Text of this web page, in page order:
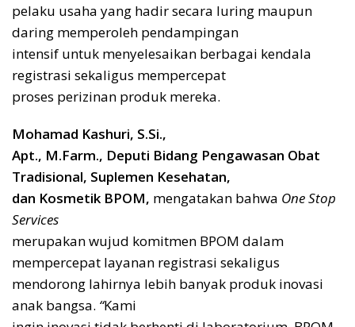
pelaku usaha yang hadir secara luring maupun
daring memperoleh pendampingan
intensif untuk menyelesaikan berbagai kendala
registrasi sekaligus mempercepat
proses perizinan produk mereka.
Mohamad Kashuri, S.Si.,
Apt., M.Farm., Deputi Bidang Pengawasan Obat
Tradisional, Suplemen Kesehatan,
dan Kosmetik BPOM, mengatakan bahwa One Stop
Services
merupakan wujud komitmen BPOM dalam
mempercepat layanan registrasi sekaligus
mendorong lahirnya lebih banyak produk inovasi
anak bangsa. “Kami